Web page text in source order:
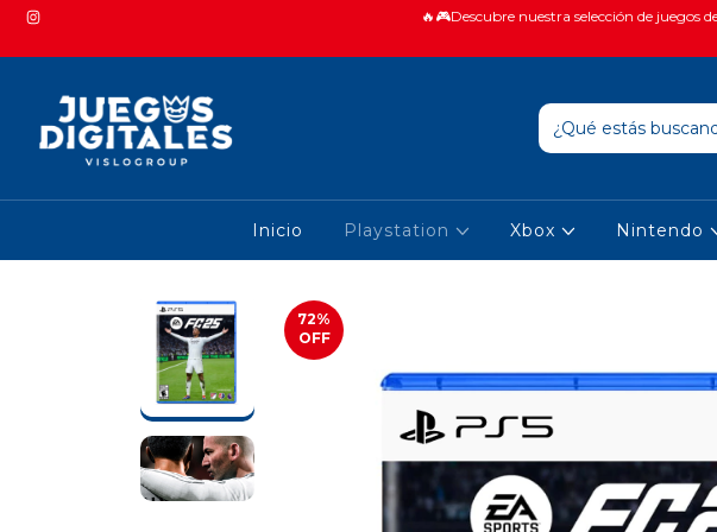
🔥🎮Descubre nuestra selección de juegos
Inicio Playstation Xbox Nintendo
72%
OFF